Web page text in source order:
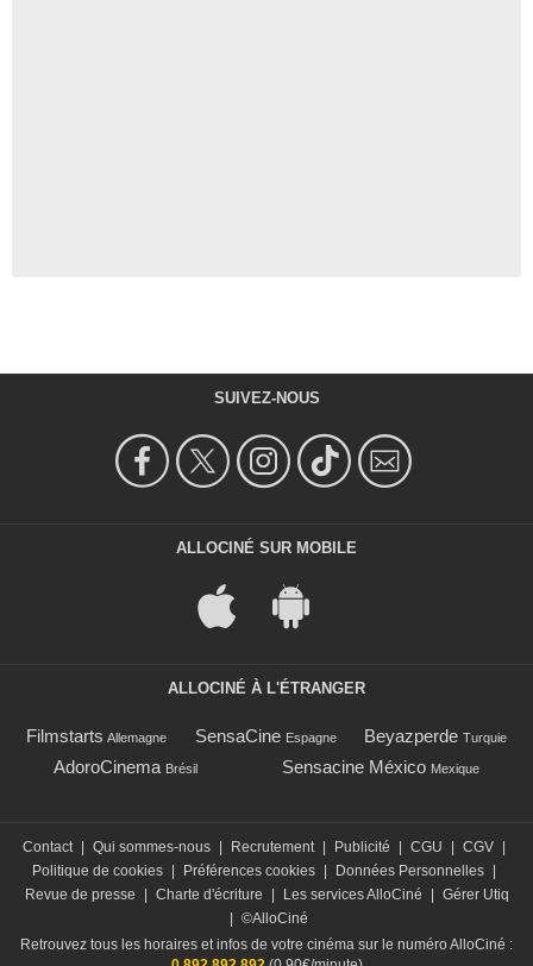
SUIVEZ-NOUS
ALLOCINÉ SUR MOBILE
ALLOCINÉ À L'ÉTRANGER
Filmstarts Allemagne SensaCine Espagne Beyazperde Turquie
AdoroCinema Brésil Sensacine México Mexique
Contact | Qui sommes-nous | Recrutement | Publicité | CGU | CGV |
Politique de cookies | Préférences cookies | Données Personnelles |
Revue de presse
| Charte d'écriture | Les services AlloCiné | Gérer Utiq
| ©AlloCiné
Retrouvez tous les horaires et infos de votre cinéma sur le numéro AlloCiné :